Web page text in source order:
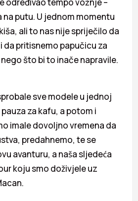
putu. U jednom momentu
ali to nas nije spriječilo da
da pritisnemo papučicu za
što bi to inače napravile.
sve modele u jednoj
za kafu, a potom i
imale dovoljno vremena da
predahnemo, te se
avanturu, a naša sljedeća
koju smo doživjele uz